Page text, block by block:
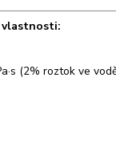
vlastnosti:
(2% roztok ve